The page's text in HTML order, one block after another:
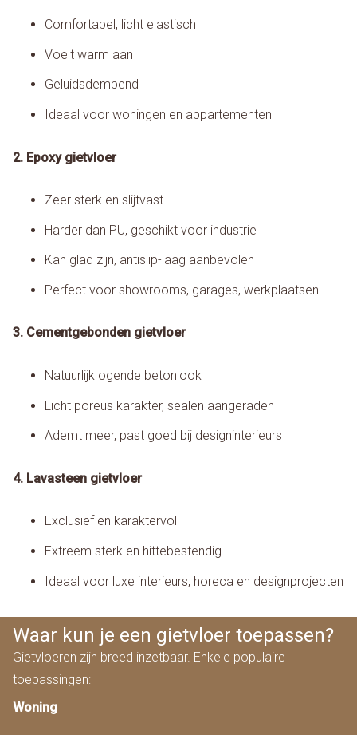
Comfortabel, licht elastisch
Voelt warm aan
Geluidsdempend
Ideaal voor woningen en appartementen
2. Epoxy gietvloer
Zeer sterk en slijtvast
Harder dan PU, geschikt voor industrie
Kan glad zijn, antislip-laag aanbevolen
Perfect voor showrooms, garages, werkplaatsen
3. Cementgebonden gietvloer
Natuurlijk ogende betonlook
Licht poreus karakter, sealen aangeraden
Ademt meer, past goed bij designinterieurs
4. Lavasteen gietvloer
Exclusief en karaktervol
Extreem sterk en hittebestendig
Ideaal voor luxe interieurs, horeca en designprojecten
Waar kun je een gietvloer toepassen?
Gietvloeren zijn breed inzetbaar. Enkele populaire
toepassingen:
Woning